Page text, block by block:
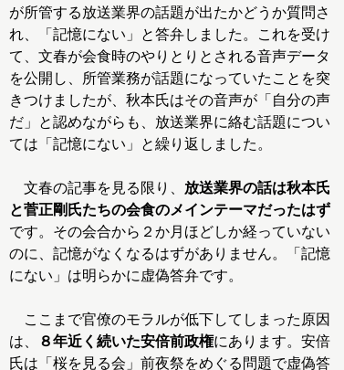
が所管する放送業界の話題が出たかどうか質問さ
れ、「記憶にない」と答弁しました。これを受け
て、文春が会食時のやりとりとされる音声データ
を公開し、所管業務が話題になっていたことを突
きつけましたが、秋本氏はその音声が「自分の声
だ」と認めながらも、放送業界に絡む話題につい
ては「記憶にない」と繰り返しました。
文春の記事を見る限り、 放送業界の話は秋本氏
と菅正剛氏たちの会食のメインテーマだったはず
です。その会合から２か月ほどしか経っていない
のに、記憶がなくなるはずがありません。「記憶
にない」は明らかに虚偽答弁です。
ここまで官僚のモラルが低下してしまった原因
は、
８年近く続いた安倍前政権にあります。安倍
氏は「桜を見る会」前夜祭をめぐる問題で虚偽答